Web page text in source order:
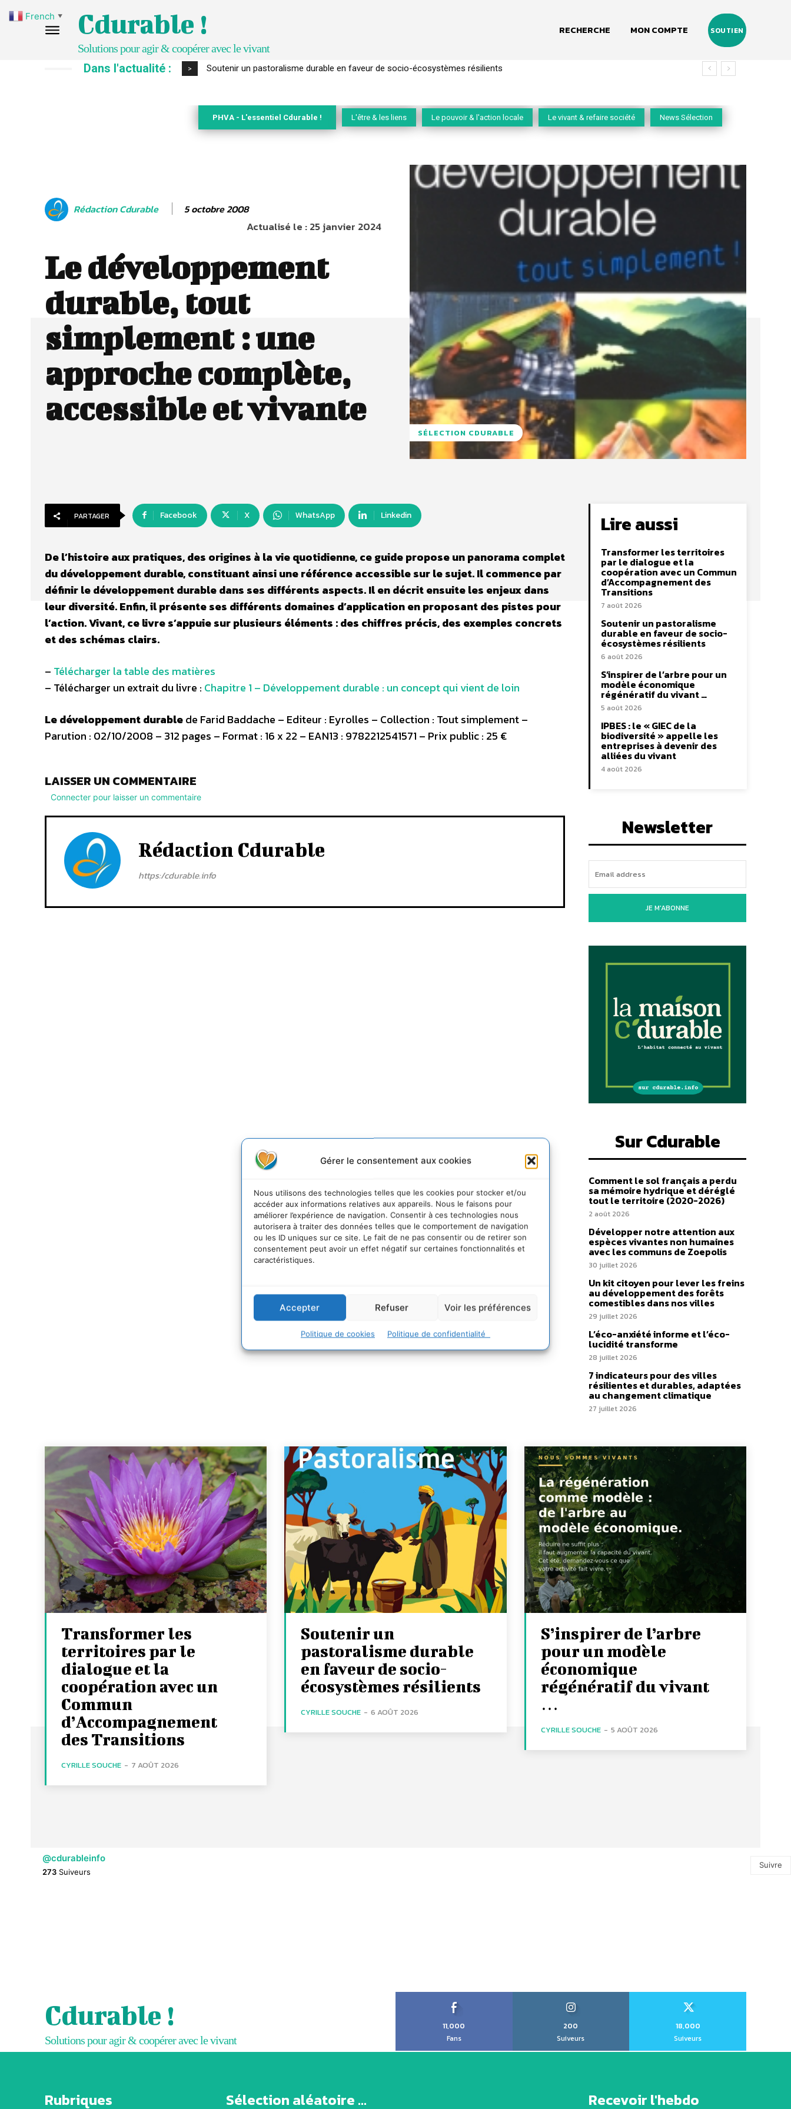
Gérer le consentement aux cookies
Nous utilisons des technologies telles que les cookies pour stocker et/ou
accéder aux informations relatives aux appareils. Nous le faisons pour
améliorer l’expérience de navigation. Consentir à ces technologies nous
autorisera à traiter des données telles que le comportement de navigation
ou les ID uniques sur ce site. Le fait de ne pas consentir ou de retirer son
consentement peut avoir un effet négatif sur certaines fonctionnalités et
caractéristiques.
Accepter Refuser Voir les préférences
Politique de cookies Politique de confidentialité
Cdurable !
Solutions pour agir & coopérer avec le vivant
RECHERCHE MON COMPTE SOUTIEN
Dans l'actualité : > S’inspirer de l’arbre pour un modèle économique régénératif du vivant …
PHVA - L'essentiel Cdurable ! L'être & les liens Le pouvoir & l'action locale Le vivant & refaire société News Sélection
Rédaction Cdurable 5 octobre 2008
Actualisé le :25 janvier 2024
Le développement
durable, tout
simplement : une
approche complète,
accessible et vivante
SÉLECTION CDURABLE
PARTAGER Facebook X WhatsApp Linkedin
De l’histoire aux pratiques, des origines à la vie quotidienne, ce guide propose un panorama complet
du développement durable, constituant ainsi une référence accessible sur le sujet. Il commence par
définir le développement durable dans ses différents aspects. Il en décrit ensuite les enjeux dans
leur diversité. Enfin, il présente ses différents domaines d’application en proposant des pistes pour
l’action. Vivant, ce livre s’appuie sur plusieurs éléments : des chiffres précis, des exemples concrets
et des schémas clairs.
– Télécharger la table des matières
– Télécharger un extrait du livre : Chapitre 1 – Développement durable : un concept qui vient de loin
Le développement durablede Farid Baddache – Editeur : Eyrolles – Collection : Tout simplement –
Parution : 02/10/2008 – 312 pages – Format : 16 x 22 – EAN13 : 9782212541571 – Prix public : 25 €
LAISSER UN COMMENTAIRE
Connecter pour laisser un commentaire
Rédaction Cdurable
https:/cdurable.info
Lire aussi
Transformer les territoires
par le dialogue et la
coopération avec un Commun
d’Accompagnement des
Transitions
7 août 2026
Soutenir un pastoralisme
durable en faveur de socio-
écosystèmes résilients
6 août 2026
S’inspirer de l’arbre pour un
modèle économique
régénératif du vivant …
5 août 2026
IPBES : le « GIEC de la
biodiversité » appelle les
entreprises à devenir des
alliées du vivant
4 août 2026
Newsletter
JE M'ABONNE
Sur Cdurable
Comment le sol français a perdu
sa mémoire hydrique et déréglé
tout le territoire (2020-2026)
2 août 2026
Développer notre attention aux
espèces vivantes non humaines
avec les communs de Zoepolis
30 juillet 2026
Un kit citoyen pour lever les freins
au développement des forêts
comestibles dans nos villes
29 juillet 2026
L’éco-anxiété informe et l’éco-
lucidité transforme
28 juillet 2026
7 indicateurs pour des villes
résilientes et durables, adaptées
au changement climatique
27 juillet 2026
Transformer les
territoires par le
dialogue et la
coopération avec un
Commun
d’Accompagnement
des Transitions
CYRILLE SOUCHE - 7 AOÛT 2026
Soutenir un
pastoralisme durable
en faveur de socio-
écosystèmes résilients
CYRILLE SOUCHE - 6 AOÛT 2026
S’inspirer de l’arbre
pour un modèle
économique
régénératif du vivant
…
CYRILLE SOUCHE - 5 AOÛT 2026
@cdurableinfo
273 Suiveurs
Suivre
Cdurable !
Solutions pour agir & coopérer avec le vivant
11,000
Fans
200
Suiveurs
18,000
Suiveurs
Rubriques Sélection aléatoire ... Recevoir l'hebdo
French ▼